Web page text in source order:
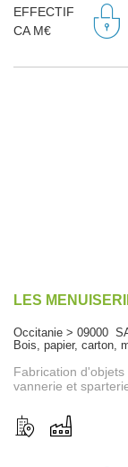
EFFECTIF
CA M€
LES
Occitanie > 09000
Bois, papier, carton,
Fabrication
vannerie et